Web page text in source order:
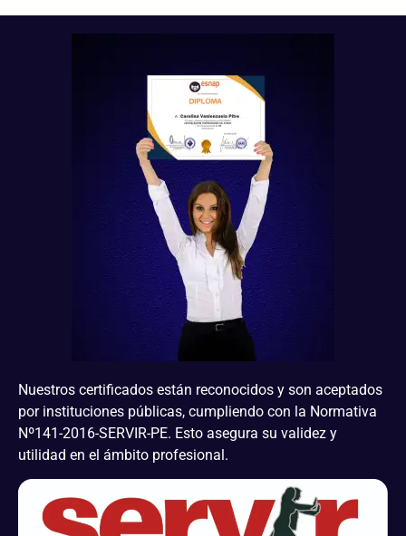
Nuestros certificados están reconocidos y son aceptados
por instituciones públicas, cumpliendo con la Normativa
Nº141-2016-SERVIR-PE. Esto asegura su validez y
utilidad en el ámbito profesional.